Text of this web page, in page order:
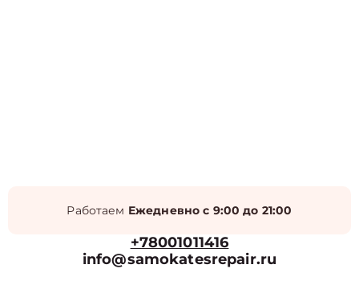
Работаем Ежедневно с 9:00 до 21:00
+78001011416
info@samokatesrepair.ru